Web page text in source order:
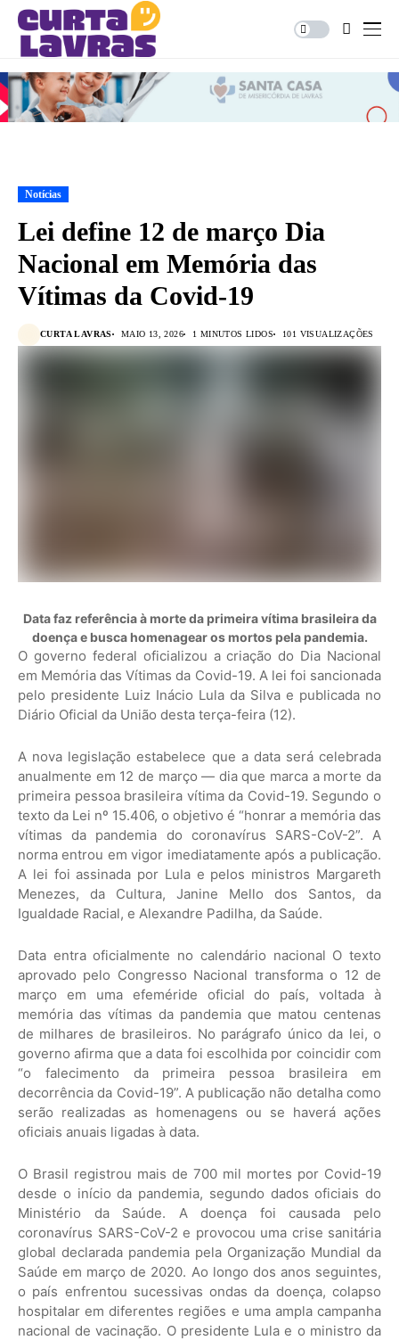
Notícias
Lei define 12 de março Dia
Nacional em Memória das
Vítimas da Covid-19
CURTA LAVRAS MAIO 13, 2026 1 MINUTOS LIDOS 101 VISUALIZAÇÕES
Data faz referência à morte da primeira vítima brasileira da
doença e busca homenagear os mortos pela pandemia.
O governo federal oficializou a criação do Dia Nacional
em Memória das Vítimas da Covid-19. A lei foi sancionada
pelo presidente Luiz Inácio Lula da Silva e publicada no
Diário Oficial da União desta terça-feira (12).
A nova legislação estabelece que a data será celebrada
anualmente em 12 de março — dia que marca a morte da
primeira pessoa brasileira vítima da Covid-19. Segundo o
texto da Lei nº 15.406, o objetivo é “honrar a memória das
vítimas da pandemia do coronavírus SARS-CoV-2”. A
norma entrou em vigor imediatamente após a publicação.
A lei foi assinada por Lula e pelos ministros Margareth
Menezes, da Cultura, Janine Mello dos Santos, da
Igualdade Racial, e Alexandre Padilha, da Saúde.
Data entra oficialmente no calendário nacional O texto
aprovado pelo Congresso Nacional transforma o 12 de
março em uma efeméride oficial do país, voltada à
memória das vítimas da pandemia que matou centenas
de milhares de brasileiros. No parágrafo único da lei, o
governo afirma que a data foi escolhida por coincidir com
“o falecimento da primeira pessoa brasileira em
decorrência da Covid-19”. A publicação não detalha como
serão realizadas as homenagens ou se haverá ações
oficiais anuais ligadas à data.
O Brasil registrou mais de 700 mil mortes por Covid-19
desde o início da pandemia, segundo dados oficiais do
Ministério da Saúde. A doença foi causada pelo
coronavírus SARS-CoV-2 e provocou uma crise sanitária
global declarada pandemia pela Organização Mundial da
Saúde em março de 2020. Ao longo dos anos seguintes,
o país enfrentou sucessivas ondas da doença, colapso
hospitalar em diferentes regiões e uma ampla campanha
nacional de vacinação. O presidente Lula e o ministro da